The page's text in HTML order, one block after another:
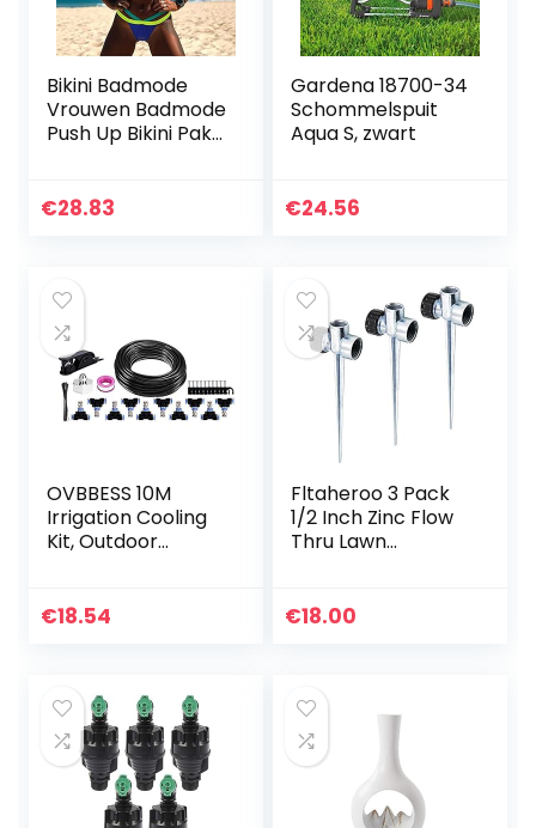
Bikini Badmode
Vrouwen Badmode
Push Up Bikini Pak
Badpak Badpak
€28.83
Gardena 18700-34
Schommelspuit
Aqua S, zwart
€24.56
OVBBESS 10M
Irrigation Cooling
Kit, Outdoor
€18.54
Fltaheroo 3 Pack
1/2 Inch Zinc Flow
Thru Lawn
Sprinklers for Yard,
€18.00